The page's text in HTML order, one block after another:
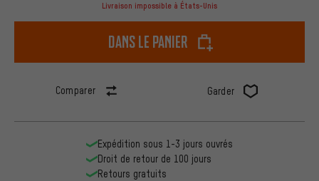
Livraison impossible à États-Unis
dans le panier
Comparer Garder
Expédition sous 1-3 jours ouvrés
Droit de retour de 100 jours
Retours gratuits